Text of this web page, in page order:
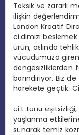
Toksik ve zararlı
ilişkin
London Kreatif
cildimizi beslemek
ürün, aslında
vücudumuza
dengesizliklerden
barındırıyor. Biz
harekete geçtik.
cilt tonu
yaşlanma
sunarak temiz